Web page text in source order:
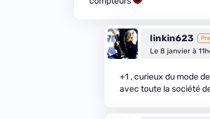
linkin623
Le 8 janvier à
+1 , curieux du mode
avec toute la société